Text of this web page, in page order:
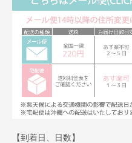
【到着日、日数】